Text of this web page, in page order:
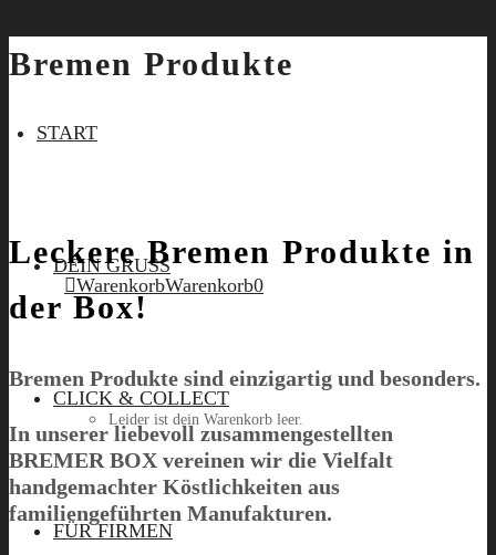
START
DEIN GRUSS
CLICK & COLLECT
FÜR FIRMEN
WarenkorbWarenkorb0
Leider ist dein Warenkorb leer.
Menü
Bremen Produkte
Leckere Bremen Produkte in
der Box!
Bremen Produkte sind einzigartig und besonders.
In unserer liebevoll zusammengestellten
BREMER BOX vereinen wir die Vielfalt
handgemachter Köstlichkeiten aus
familiengeführten Manufakturen.